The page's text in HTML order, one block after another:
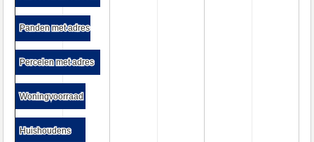
Panden met adres
Panden met adres
Percelen met adres
Percelen met adres
Woningvoorraad
Woningvoorraad
Huishoudens
Huishoudens